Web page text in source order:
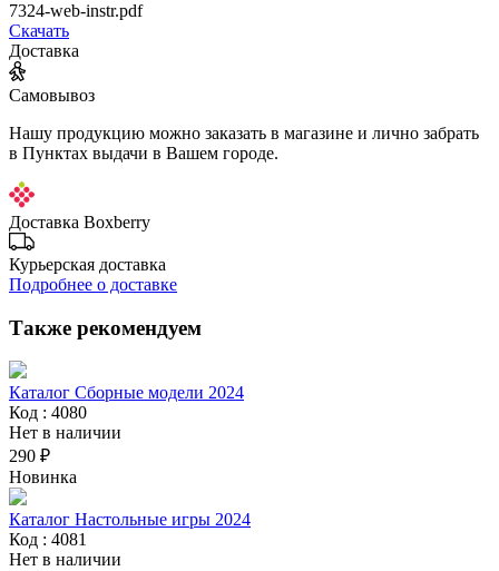
7324-web-instr.pdf
Скачать
Доставка
Самовывоз
Нашу продукцию можно заказать в магазине и лично забрать
в Пунктах выдачи в Вашем городе.
Доставка Boxberry
Курьерская доставка
Подробнее о доставке
Также рекомендуем
Каталог Сборные модели 2024
Код : 4080
Нет в наличии
290 ₽
Новинка
Каталог Настольные игры 2024
Код : 4081
Нет в наличии